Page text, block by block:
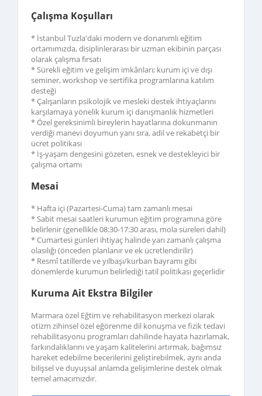
Çalışma Koşulları
* İstanbul Tuzla'daki modern ve donanımlı eğitim
ortamımızda, disiplinlerarası bir uzman ekibinin parçası
olarak çalışma fırsatı
* Sürekli eğitim ve gelişim imkânları; kurum içi ve dışı
seminer, workshop ve sertifika programlarına katılım
desteği
* Çalışanların psikolojik ve mesleki destek ihtiyaçlarını
karşılamaya yönelik kurum içi danışmanlık hizmetleri
* Özel gereksinimli bireylerin hayatlarına dokunmanın
verdiği manevi doyumun yanı sıra, adil ve rekabetçi bir
ücret politikası
* İş-yaşam dengesini gözeten, esnek ve destekleyici bir
çalışma ortamı
Mesai
* Hafta içi (Pazartesi-Cuma) tam zamanlı mesai
* Sabit mesai saatleri kurumun eğitim programına göre
belirlenir (genellikle 08:30-17:30 arası, mola süreleri dahil)
* Cumartesi günleri ihtiyaç halinde yarı zamanlı çalışma
olasılığı (önceden planlanır ve ek ücretlendirilir)
* Resmî tatillerde ve yılbaşı/kurban bayramı gibi
dönemlerde kurumun belirlediği tatil politikası geçerlidir
Kuruma Ait Ekstra Bilgiler
Marmara özel Eğtim ve rehabilitasyon merkezi olarak
otizm zihinsel özel eğörenme dil konuşma ve fizik tedavi
rehabilitasyonu programları dahilinde hayata hazırlamak,
farkındalıklarını ve yaşam kalitelerini artırmak, bağımsız
hareket edebilme becerilerini geliştirebilmek, aynı anda
bilişsel ve duyuşsal anlamda gelişimlerine destek olmak
temel amacımızdır.